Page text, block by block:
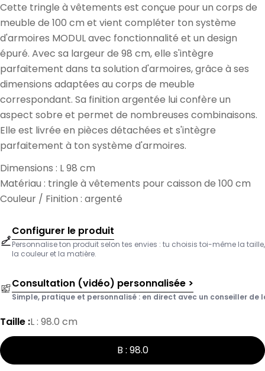
Cette tringle à vêtements est conçue pour un corps de
meuble de 100 cm et vient compléter ton système
d'armoires MODUL avec fonctionnalité et un design
épuré. Avec sa largeur de 98 cm, elle s'intègre
parfaitement dans ta solution d'armoires, grâce à ses
dimensions adaptées au corps de meuble
correspondant. Sa finition argentée lui confère un
aspect sobre et permet de nombreuses combinaisons.
Elle est livrée en pièces détachées et s'intègre
parfaitement à ton système d'armoires.
Dimensions : L 98 cm
Matériau : tringle à vêtements pour caisson de 100 cm
Couleur / Finition : argenté
Configurer le produit
Personnalise ton produit selon tes envies : tu choisis toi-même la taille,
la couleur et la matière.
Consultation (vidéo) personnalisée >
Simple, pratique et personnalisé : en direct avec un conseiller de
Taille :L : 98.0 cm
B : 98.0